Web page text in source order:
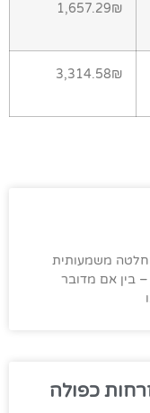
1,657.29₪
3,314.58₪
שקל היא החלטה משמעותית
– בין אם מדובר
כפולה